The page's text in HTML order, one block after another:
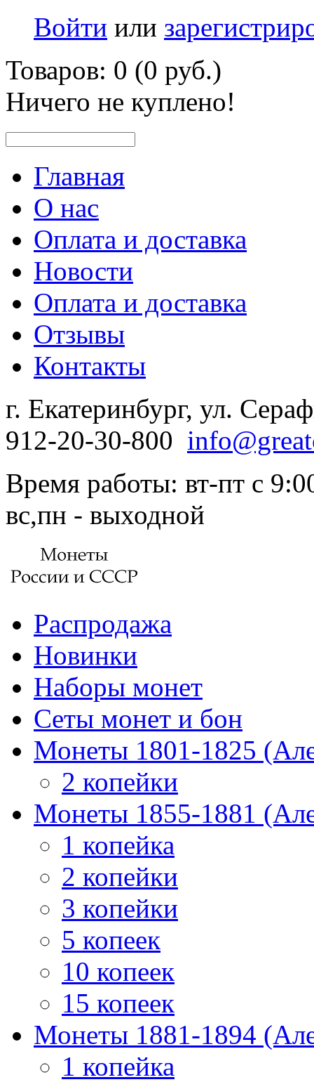
Войти или
Товаров: 0 (0 руб.)
Ничего не куплено!
Главная
О нас
Оплата и доставка
Новости
Оплата и доставка
Отзывы
Контакты
г. Екатеринбург, ул.
912-20-30-800
Время работы: вт-пт с
вс,пн - выходной
Распродажа
Новинки
Наборы монет
Сеты монет и бон
Монеты 1801-1825
2 копейки
Монеты 1855-1881
1 копейка
2 копейки
3 копейки
5 копеек
10 копеек
15 копеек
Монеты 1881-1894
1 копейка